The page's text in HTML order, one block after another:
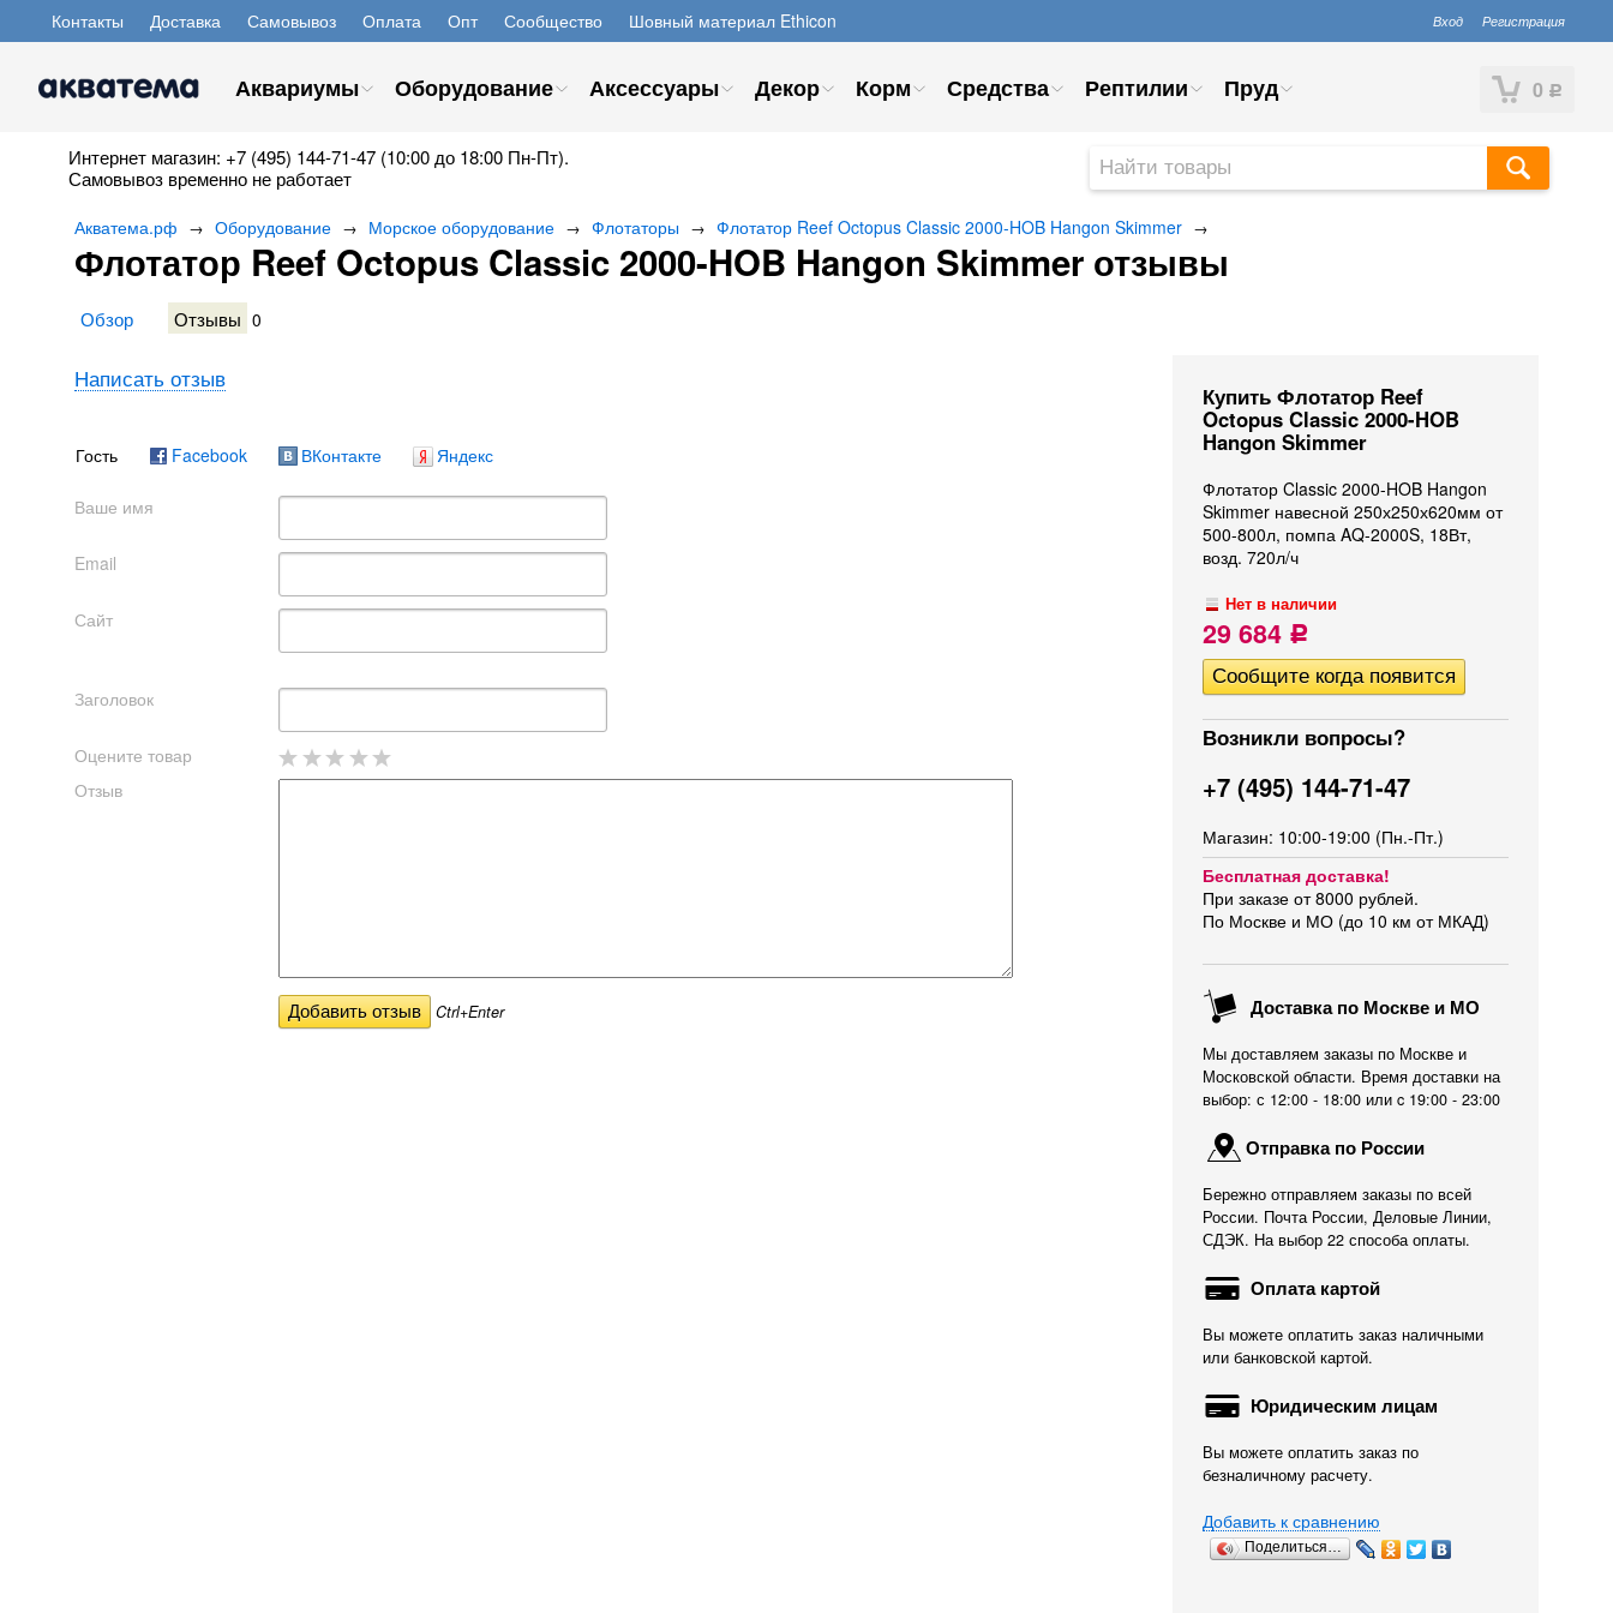
Контакты Доставка Самовывоз Оплата Опт Сообщество Шовный материал Ethicon Вход Регистрация
0 Р
Аквариумы Оборудование Аксессуары Декор Корм Средства Рептилии Пруд
Интернет магазин: +7 (495) 144-71-47 (10:00 до 18:00 Пн-Пт).
Самовывоз временно не работает
Акватема.рф → Оборудование → Морское оборудование → Флотаторы → Флотатор Reef Octopus Classic 2000-HOB Hangon Skimmer →
Флотатор Reef Octopus Classic 2000-HOB Hangon Skimmer отзывы
Обзор Отзывы 0
Купить Флотатор Reef
Octopus Classic 2000-HOB
Hangon Skimmer
Флотатор Classic 2000-HOB Hangon
Skimmer навесной 250х250х620мм от
500-800л, помпа AQ-2000S, 18Вт,
возд. 720л/ч
Нет в наличии
29 684 Р
Возникли вопросы?
+7 (495) 144-71-47
Магазин: 10:00-19:00 (Пн.-Пт.)
Бесплатная доставка!
При заказе от 8000 рублей.
По Москве и МО (до 10 км от МКАД)
Доставка по Москве и МО
Мы доставляем заказы по Москве и
Московской области. Время доставки на
выбор: с 12:00 - 18:00 или c 19:00 - 23:00
Отправка по России
Бережно отправляем заказы по всей
России. Почта России, Деловые Линии,
СДЭК. На выбор 22 способа оплаты.
Оплата картой
Вы можете оплатить заказ наличными
или банковской картой.
Юридическим лицам
Вы можете оплатить заказ по
безналичному расчету.
Добавить к сравнению
Поделиться…
Написать отзыв
Гость Facebook ВКонтакте Яндекс
Ваше имя
Email
Сайт
Заголовок
Оцените товар
Отзыв
Ctrl+Enter